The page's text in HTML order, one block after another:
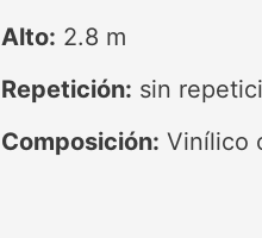
Alto: 2.8 m
Repetición: sin
Composición: Vinílico